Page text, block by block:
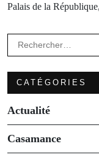
Palais de la
Rechercher :
CATÉGORIES
Actualité
Casamance